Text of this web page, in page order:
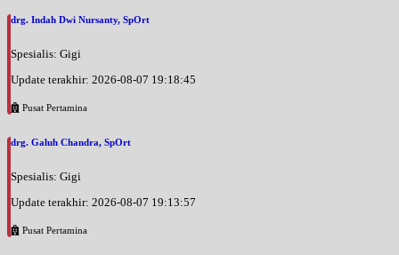
drg. Indah Dwi Nursanty, SpOrt
Spesialis: Gigi
Update terakhir: 2026-08-07 19:18:45
Pusat Pertamina
drg. Galuh Chandra, SpOrt
Spesialis: Gigi
Update terakhir: 2026-08-07 19:13:57
Pusat Pertamina